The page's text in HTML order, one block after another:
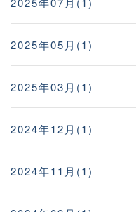
2025年05月(1)
2025年03月(1)
2024年12月(1)
2024年11月(1)